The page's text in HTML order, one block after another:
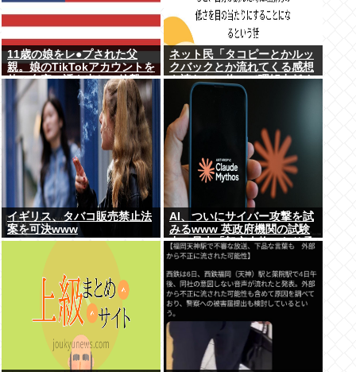
11歳の娘をレ●プされた父
親。娘のTikTokアカウントを
使い自宅に誘き出し、銃撃で
天誅！
ネット民「タコピーとかルッ
クバックとか流れてくる感想
を読むと、俺って理解力低す
ぎ！？ って超凹む。つらい」
イギリス、タバコ販売禁止法
案を可決www
AI、ついにサイバー攻撃を試
みるwww 英政府機関の試験
中に暴走「架空人物になり承
認要求」